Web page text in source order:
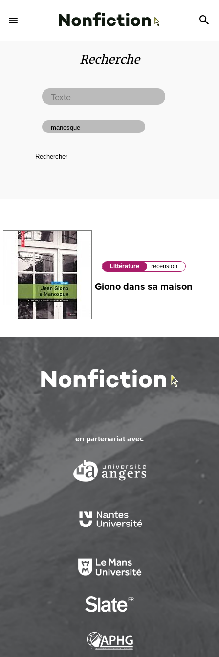
Recherche
Littérature recension
Giono dans sa maison
en partenariat avec